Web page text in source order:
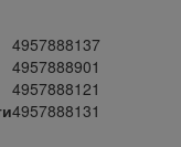
4957888137
4957888901
4957888121
4957888131